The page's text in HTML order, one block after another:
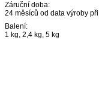
Záruční doba:
24 měsíců od data výroby
Balení:
1 kg, 2,4 kg, 5 kg